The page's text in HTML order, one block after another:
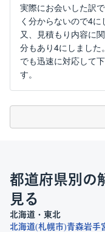
実際にお会いした訳
く分からないので4に
又、見積もり内容に
分もあり4にしました。
でも迅速に対応して
す。
都道府県別の
見る
北海道・東北
北海道 札幌市 青森岩手